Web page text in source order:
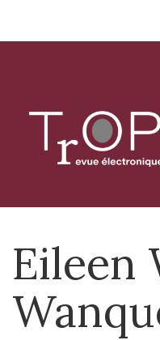
Aller
Eileen